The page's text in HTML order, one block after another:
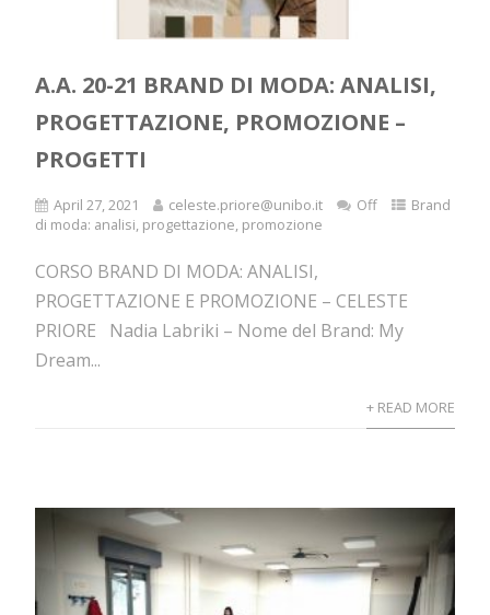
A.A. 20-21 BRAND DI MODA: ANALISI,
PROGETTAZIONE, PROMOZIONE –
PROGETTI
April 27, 2021 celeste.priore@unibo.it Off
Brand
di moda: analisi, progettazione, promozione
CORSO BRAND DI MODA: ANALISI,
PROGETTAZIONE E PROMOZIONE – CELESTE
PRIORE Nadia Labriki – Nome del Brand: My
Dream...
+ READ MORE